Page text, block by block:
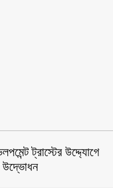
ট্রাস্টের উদ্দ্যোগে
উদ্ভোধন